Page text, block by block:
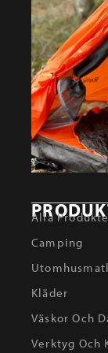
Alla
Camping
Kläder
Väskor Och
Verktyg Och